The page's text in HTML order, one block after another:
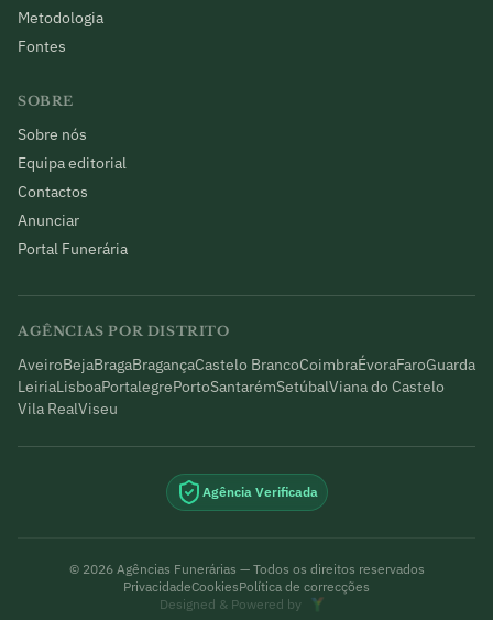
Metodologia
Fontes
SOBRE
Sobre nós
Equipa editorial
Contactos
Anunciar
Portal Funerária
AGÊNCIAS POR DISTRITO
AveiroBejaBragaBragançaCastelo BrancoCoimbraÉvoraFaroGuarda
LeiriaLisboaPortalegrePortoSantarémSetúbalViana do Castelo
Vila RealViseu
Agência Verificada
© 2026Agências Funerárias — Todos os direitos reservados
PrivacidadeCookiesPolítica de correcções
Designed & Powered by